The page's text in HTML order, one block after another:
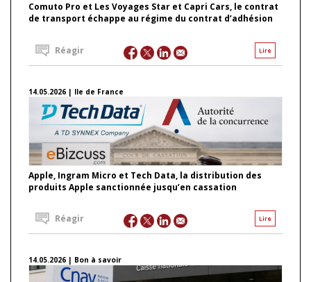
Comuto Pro et Les Voyages Star et Capri Cars, le contrat
de transport échappe au régime du contrat d’adhésion
Lire
Réagir
14.05.2026 | Ile de France
Apple, Ingram Micro et Tech Data, la distribution des
produits Apple sanctionnée jusqu’en cassation
Lire
Réagir
14.05.2026 | Bon à savoir